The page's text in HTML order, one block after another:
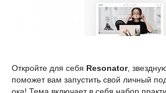
Откройте для себя Resonator,
поможет вам запустить свой личный